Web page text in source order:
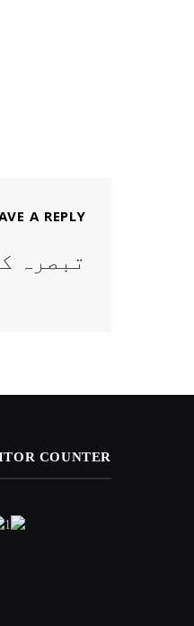
A REPLY
تبصرہ
COUNTER